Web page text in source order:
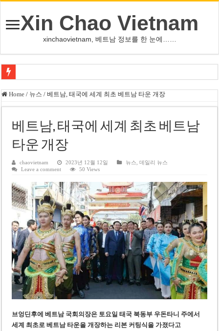
Xin Chao Vietnam
xinchaovietnam, 베트남 정보를 한 눈에……
쩐 타인 먼 베트남 국회의장 “외교 성과, 국가 위상 제고에 크게 기여”
싱가포르 하오마트, 마지막 프리미엄 매장 폐점… 적자·소송 악재 속 사업 축
베트남 은행 분기 순이익 1조 동 시대…비엣콤뱅크 등 5곳 돌파
PNJ, 다이아몬드 밀수 여파에 2분기 적자… 10월 임시 주총 개최
케펠, 투티엠 엠파이어시티 지분 전량 2억7000만 달러에 매각
베트남 MB은행, 2026년 수익 목표 자신…부동산 대출 비율 13% 고수
베트남주식 HAT, 15년 연속 현금 배당…주당 3,000동 지급
‘1,000억 달러 남북고속철 투자’ 호언장담 메콜로르 회장 체포
베트남 세무당국, 납세자 정보 공개 기준·절차 명확화
Home / 뉴스 / 베트남, 태국에 세계 최초 베트남 타운 개장
베트남, 태국에 세계 최초 베트남
타운 개장
chaovietnam 2023년 12월 12일 뉴스 ,데일리 뉴스
Leave a comment
50 Views
브엉딘후에 베트남 국회의장은 토요일 태국 북동부 우돈타니 주에서
세계 최초로 베트남 타운을 개장하는 리본 커팅식을 가졌다고